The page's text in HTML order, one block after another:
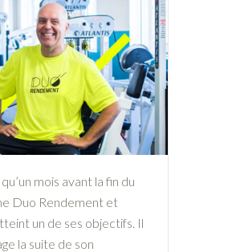
mois avant la fin du
Duo Rendement et
un de ses objectifs. Il
la suite de son